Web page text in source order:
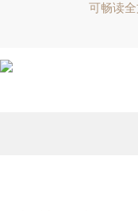
可畅读全